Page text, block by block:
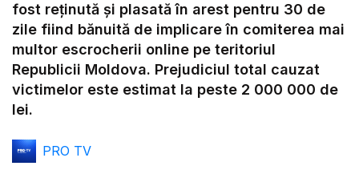
fost reținută și plasată în arest pentru 30 de
zile fiind bănuită de implicare în comiterea mai
multor escrocherii online pe teritoriul
Republicii Moldova. Prejudiciul total cauzat
victimelor este estimat la peste 2 000 000 de
lei.
PRO TV